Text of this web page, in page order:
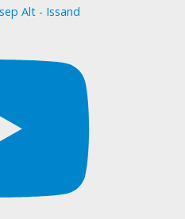
Alt - Issand